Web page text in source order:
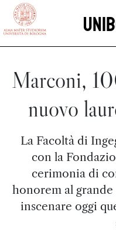
vai al contenuto della
Marconi,
nuovo
La Facoltà di
con la
cerimonia di
honorem al
inscenare oggi